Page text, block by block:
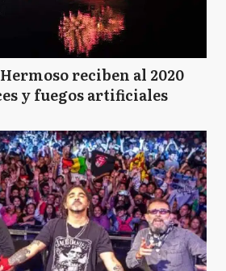
reciben al 2020
y fuegos artificiales